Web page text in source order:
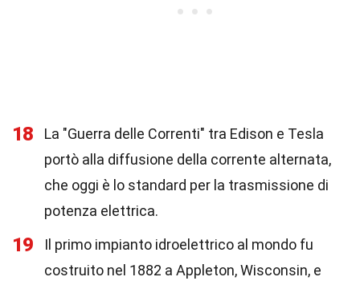
18
La "Guerra delle Correnti" tra Edison e Tesla
portò alla diffusione della corrente alternata,
che oggi è lo standard per la trasmissione di
potenza elettrica.
19
Il primo impianto idroelettrico al mondo fu
costruito nel 1882 a Appleton, Wisconsin, e